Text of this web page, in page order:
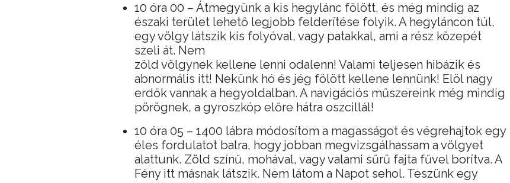
10 óra 00 – Átmegyünk a kis hegylánc fölött, és még mindig az
északi terület lehető legjobb felderítése folyik. A hegyláncon túl,
egy völgy látszik kis folyóval, vagy patakkal, ami a rész közepét
szeli át. Nem
zöld völgynek kellene lenni odalenn! Valami teljesen hibázik és
abnormális itt! Nekünk hó és jég fölött kellene lennünk! Elöl nagy
erdők vannak a hegyoldalban. A navigációs műszereink még mindig
pörögnek, a gyroszkóp előre hátra oszcillál!
10 óra 05 – 1400 lábra módosítom a magasságot és végrehajtok egy
éles fordulatot balra, hogy jobban megvizsgálhassam a völgyet
alattunk. Zöld színű, mohával, vagy valami sűrű fajta fűvel borítva. A
Fény itt másnak látszik. Nem látom a Napot sehol. Teszünk egy